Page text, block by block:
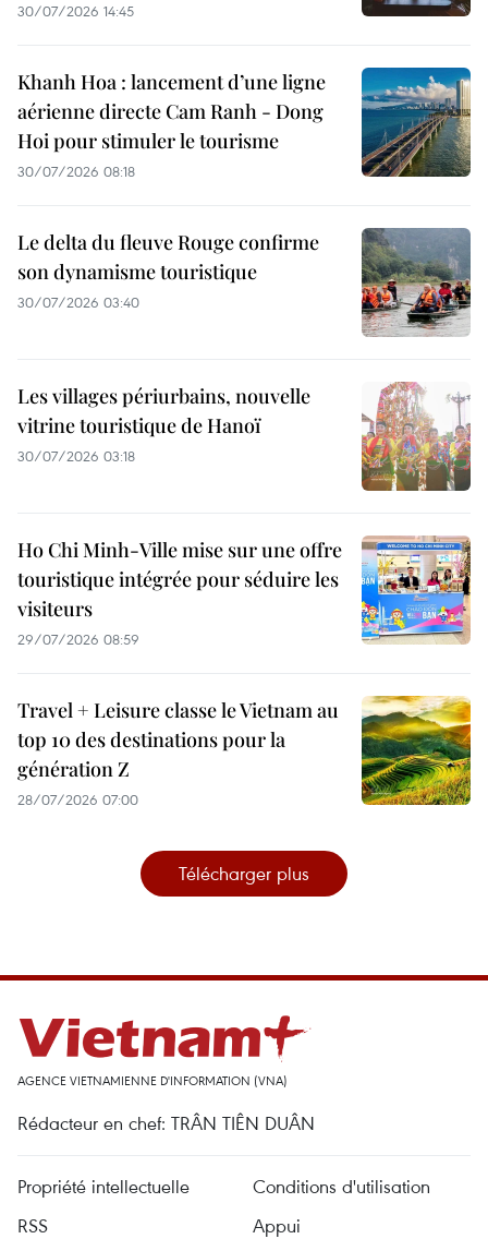
30/07/2026 14:45
Khanh Hoa : lancement d’une ligne
aérienne directe Cam Ranh - Dong
Hoi pour stimuler le tourisme
30/07/2026 08:18
Le delta du fleuve Rouge confirme
son dynamisme touristique
30/07/2026 03:40
Les villages périurbains, nouvelle
vitrine touristique de Hanoï
30/07/2026 03:18
Ho Chi Minh-Ville mise sur une offre
touristique intégrée pour séduire les
visiteurs
29/07/2026 08:59
Travel + Leisure classe le Vietnam au
top 10 des destinations pour la
génération Z
28/07/2026 07:00
Télécharger plus
AGENCE VIETNAMIENNE D'INFORMATION (VNA)
Rédacteur en chef: TRÂN TIÊN DUÂN
Propriété intellectuelle
Conditions d'utilisation
RSS
Appui